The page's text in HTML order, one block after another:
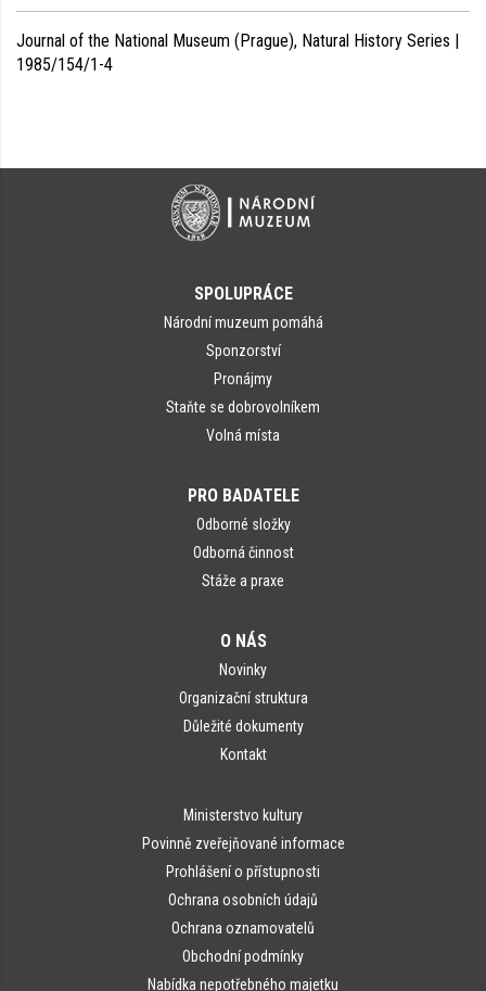
Journal of the National Museum (Prague), Natural History Series |
1985/154/1-4
SPOLUPRÁCE
Národní muzeum pomáhá
Sponzorství
Pronájmy
Staňte se dobrovolníkem
Volná místa
PRO BADATELE
Odborné složky
Odborná činnost
Stáže a praxe
O NÁS
Novinky
Organizační struktura
Důležité dokumenty
Kontakt
Ministerstvo kultury
Povinně zveřejňované informace
Prohlášení o přístupnosti
Ochrana osobních údajů
Ochrana oznamovatelů
Obchodní podmínky
Nabídka nepotřebného majetku